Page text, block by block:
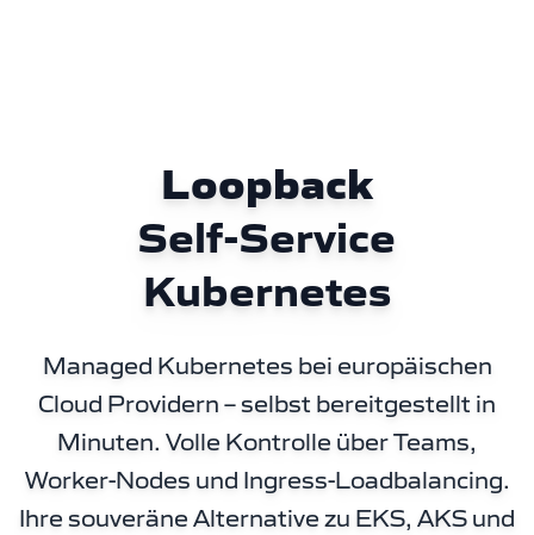
Loopback
Self-Service
Kubernetes
Managed Kubernetes bei europäischen
Cloud Providern – selbst bereitgestellt in
Minuten. Volle Kontrolle über Teams,
Worker-Nodes und Ingress-Loadbalancing.
Ihre souveräne Alternative zu EKS, AKS und